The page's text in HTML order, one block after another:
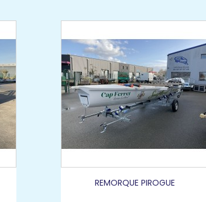
REMORQUE PIROGUE